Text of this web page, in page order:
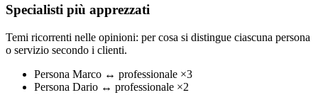
Specialisti più apprezzati
Temi ricorrenti nelle opinioni: per cosa si distingue ciascuna persona
o servizio secondo i clienti.
Persona Marco ↔ professionale ×3
Persona Dario ↔ professionale ×2